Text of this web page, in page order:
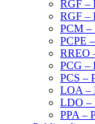
RGF –
RGF –
PCM –
PCPE
RREO
PCG –
PCS –
LOA –
LDO –
PPA –